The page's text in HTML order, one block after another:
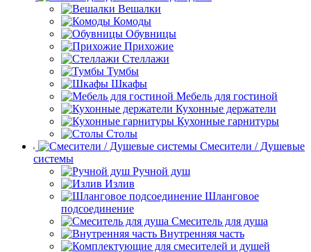
Вешалки
Комоды
Обувницы
Прихожие
Стеллажи
Тумбы
Шкафы
Мебель для гостиной
Кухонные держатели
Кухонные гарнитуры
Столы
Смесители / Душевые
системы
Ручной душ
Излив
Шланговое
подсоединение
Смеситель для душа
Внутренняя часть